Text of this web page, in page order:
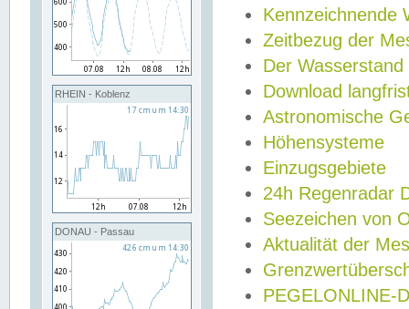
RHEIN - Koblenz
DONAU - Passau
Kennzeichnende
Zeitbezug der
Der Wasserstand
Download
Astronomische
Höhensysteme
Einzugsgebiete
24h Regenradar
Seezeichen von
Aktualität der
PEGELONLINE-